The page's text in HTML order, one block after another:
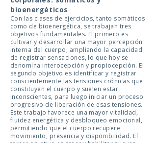
bioenergéticos
Con las clases de ejercicios, tanto somáticos
como de bioenergética, se trabajan tres
objetivos fundamentales. El primero es
cultivar y desarrollar una mayor percepción
interna del cuerpo, ampliando la capacidad
de registrar sensaciones, lo que hoy se
denomina interocepción y propiocepción. El
segundo objetivo es identificar y registrar
conscientemente las tensiones crónicas que
constituyen el cuerpo y suelen estar
inconscientes, para luego iniciar un proceso
progresivo de liberación de esas tensiones.
Este trabajo favorece una mayor vitalidad,
fluidez energética y desbloqueo emocional,
permitiendo que el cuerpo recupere
movimiento, presencia y disponibilidad. El